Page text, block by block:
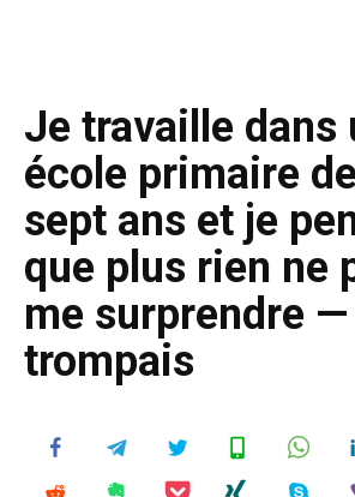
Je travaille dans
école primaire
sept ans et je
que plus rien ne
me surprendre
trompais